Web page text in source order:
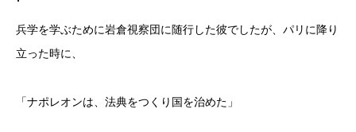
兵学を学ぶために岩倉視察団に随行した彼でしたが、パリに降り
立った時に、
「ナポレオンは、法典をつくり国を治めた」